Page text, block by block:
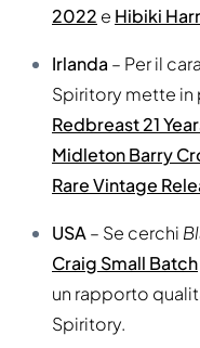
2022 e Hibiki
Irlanda – Per il
Spiritory mette
Redbreast 21
Midleton Barry
Rare Vintage
USA – Se cerchi
Craig Small Batch
un rapporto
Spiritory.